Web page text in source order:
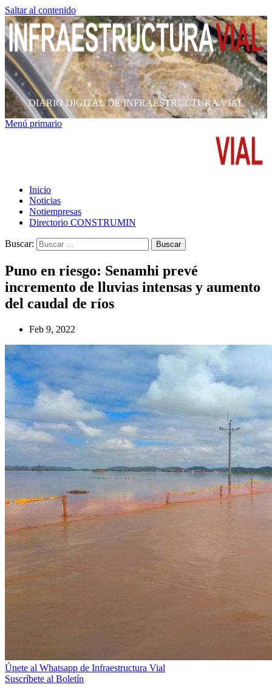
Saltar al contenido
DIARIO DIGITAL DE INFRAESTRUCTURA VIAL
Menú primario
Inicio
Noticias
Notiempresas
Directorio CONSTRUMIN
Buscar:
Puno en riesgo: Senamhi prevé
incremento de lluvias intensas y aumento
del caudal de ríos
Feb 9, 2022
Únete al Whatsapp de Infraestructura Vial
Suscríbete al Boletín